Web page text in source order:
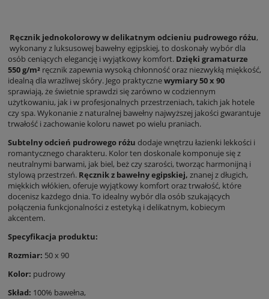
Ręcznik jednokolorowy w delikatnym odcieniu pudrowego różu,
wykonany z luksusowej bawełny egipskiej, to doskonały wybór dla
osób ceniących elegancję i wyjątkowy komfort. Dzięki gramaturze
550 g/m² ręcznik zapewnia wysoką chłonność oraz niezwykłą miękkość,
idealną dla wrażliwej skóry. Jego praktycznewymiary 50 x 90
sprawiają, że świetnie sprawdzi się zarówno w codziennym
użytkowaniu, jak i w profesjonalnych przestrzeniach, takich jak hotele
czy spa. Wykonanie z naturalnej bawełny najwyższej jakości gwarantuje
trwałość i zachowanie koloru nawet po wielu praniach.
Subtelny odcień pudrowego różu dodaje wnętrzu łazienki lekkości i
romantycznego charakteru. Kolor ten doskonale komponuje się z
neutralnymi barwami, jak biel, beż czy szarości, tworząc harmonijną i
stylową przestrzeń. Ręcznik z bawełny egipskiej, znanej z długich,
miękkich włókien, oferuje wyjątkowy komfort oraz trwałość, które
docenisz każdego dnia. To idealny wybór dla osób szukających
połączenia funkcjonalności z estetyką i delikatnym, kobiecym
akcentem.
Specyfikacja produktu:
Rozmiar: 50 x 90
Kolor: pudrowy
Skład: 100% bawełna,